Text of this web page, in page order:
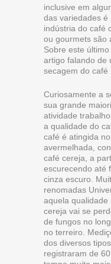
inclusive em
das variedades é
indústria do café
ou gourmets são
Sobre este
artigo falando de
secagem do café
Curiosamente a
sua grande
atividade
a qualidade do
café é atingida
avermelhada,
café cereja, a
escurecendo até
cinza escuro.
renomadas
aquela qualidade
cereja vai se
de fungos no
no terreiro.
dos diversos
registraram de